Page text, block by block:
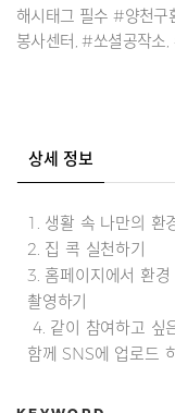
해시태그 필수 #양천구
봉사센터, #쏘셜공작소
상세 정보
1. 생활 속 나만의 환
2. 집 콕 실천하기
3. 홈페이지에서 환
촬영하기
4. 같이 참여하고 싶
함께 SNS에 업로드